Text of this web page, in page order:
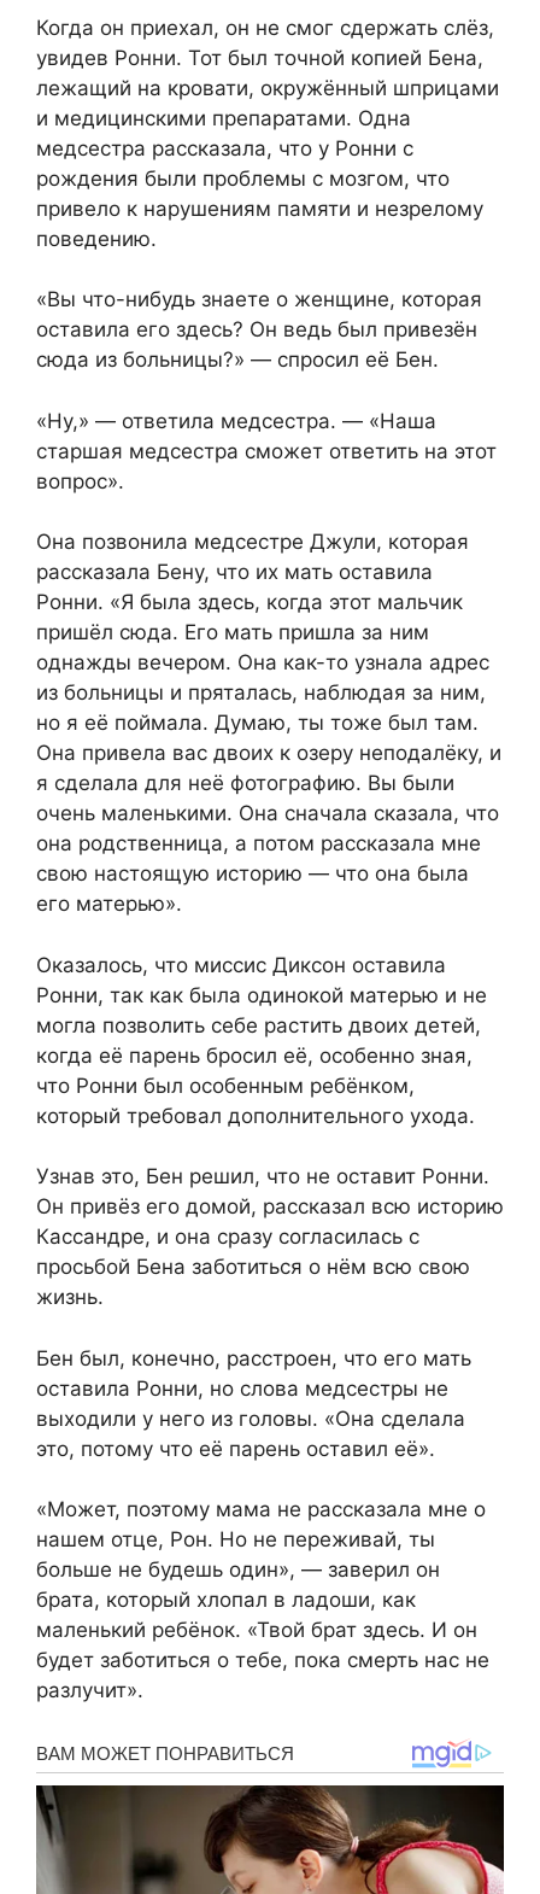
Когда он приехал, он не смог сдержать слёз,
увидев Ронни. Тот был точной копией Бена,
лежащий на кровати, окружённый шприцами
и медицинскими препаратами. Одна
медсестра рассказала, что у Ронни с
рождения были проблемы с мозгом, что
привело к нарушениям памяти и незрелому
поведению.
«Вы что-нибудь знаете о женщине, которая
оставила его здесь? Он ведь был привезён
сюда из больницы?» — спросил её Бен.
«Ну,» — ответила медсестра. — «Наша
старшая медсестра сможет ответить на этот
вопрос».
Она позвонила медсестре Джули, которая
рассказала Бену, что их мать оставила
Ронни. «Я была здесь, когда этот мальчик
пришёл сюда. Его мать пришла за ним
однажды вечером. Она как-то узнала адрес
из больницы и пряталась, наблюдая за ним,
но я её поймала. Думаю, ты тоже был там.
Она привела вас двоих к озеру неподалёку, и
я сделала для неё фотографию. Вы были
очень маленькими. Она сначала сказала, что
она родственница, а потом рассказала мне
свою настоящую историю — что она была
его матерью».
Оказалось, что миссис Диксон оставила
Ронни, так как была одинокой матерью и не
могла позволить себе растить двоих детей,
когда её парень бросил её, особенно зная,
что Ронни был особенным ребёнком,
который требовал дополнительного ухода.
Узнав это, Бен решил, что не оставит Ронни.
Он привёз его домой, рассказал всю историю
Кассандре, и она сразу согласилась с
просьбой Бена заботиться о нём всю свою
жизнь.
Бен был, конечно, расстроен, что его мать
оставила Ронни, но слова медсестры не
выходили у него из головы. «Она сделала
это, потому что её парень оставил её».
«Может, поэтому мама не рассказала мне о
нашем отце, Рон. Но не переживай, ты
больше не будешь один», — заверил он
брата, который хлопал в ладоши, как
маленький ребёнок. «Твой брат здесь. И он
будет заботиться о тебе, пока смерть нас не
разлучит».